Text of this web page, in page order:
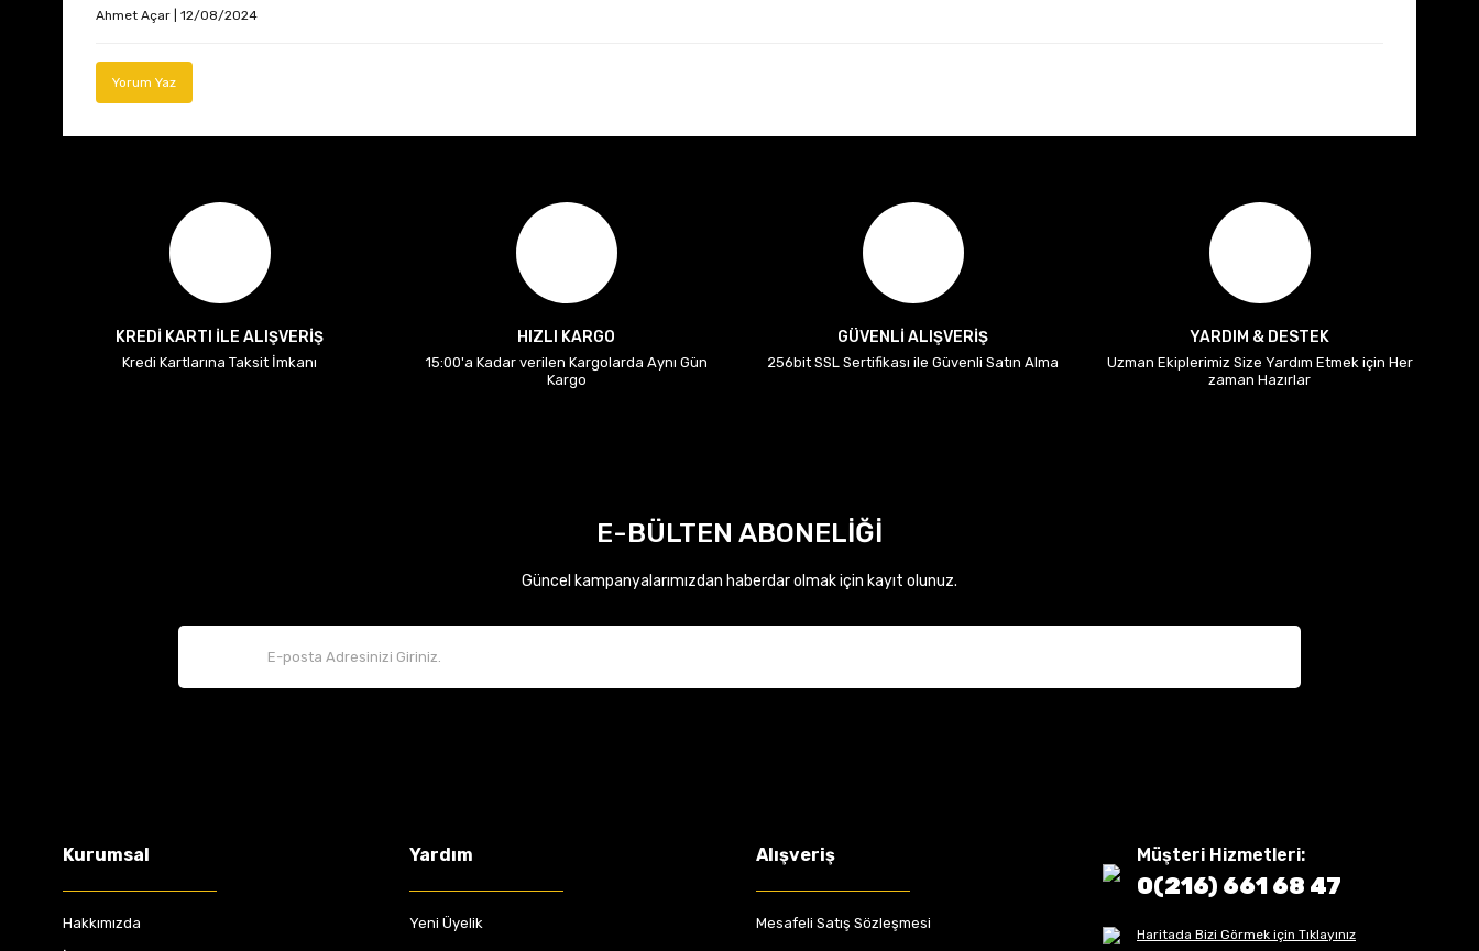
Ahmet Açar | 12/08/2024
Yorum Yaz
KREDİ KARTI İLE ALIŞVERİŞ
Kredi Kartlarına Taksit İmkanı
HIZLI KARGO
15:00'a Kadar verilen Kargolarda Aynı Gün
Kargo
GÜVENLİ ALIŞVERİŞ
256bit SSL Sertifikası ile Güvenli Satın Alma
YARDIM & DESTEK
Uzman Ekiplerimiz Size Yardım Etmek için Her
zaman Hazırlar
E-BÜLTEN ABONELİĞİ
Güncel kampanyalarımızdan haberdar olmak için kayıt olunuz.
Kurumsal
Hakkımızda
Yardım
Yeni Üyelik
Alışveriş
Mesafeli Satış Sözleşmesi
Müşteri Hizmetleri:
0(216) 661 68 47
Haritada Bizi Görmek için Tıklayınız